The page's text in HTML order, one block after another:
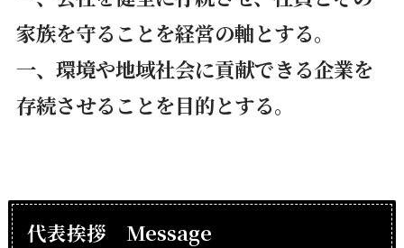
家族を守ることを経営の軸とする。
一、環境や地域社会に貢献できる企業を
存続させることを目的とする。
代表挨拶 Message